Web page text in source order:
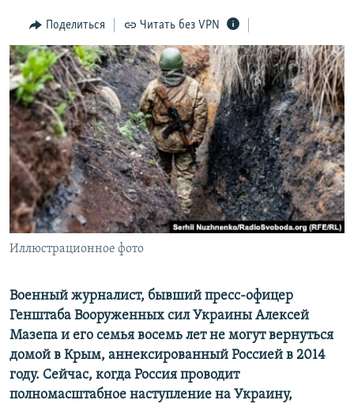
СОВЕТЫ ПРАВОЗАЩИТНИКОВ
ПРОПАВШИЕ БЕЗ ВЕСТИ
ПОБЕДИТЕЛЕЙ НЕ СУДЯТ?
КРЫМ.НЕПОКОРЕННЫЙ
ELIFBE
УКРАИНСКАЯ ПРОБЛЕМА КРЫМА
ПРИСОЕДИНЯЙТЕСЬ!
Все сайты RFE/RL
Поделиться Читать без VPN
Иллюстрационное фото
Военный журналист, бывший пресс-офицер
Генштаба Вооруженных сил Украины Алексей
Мазепа и его семья восемь лет не могут вернуться
домой в Крым, аннексированный Россией в 2014
году. Сейчас, когда Россия проводит
полномасштабное наступление на Украину,